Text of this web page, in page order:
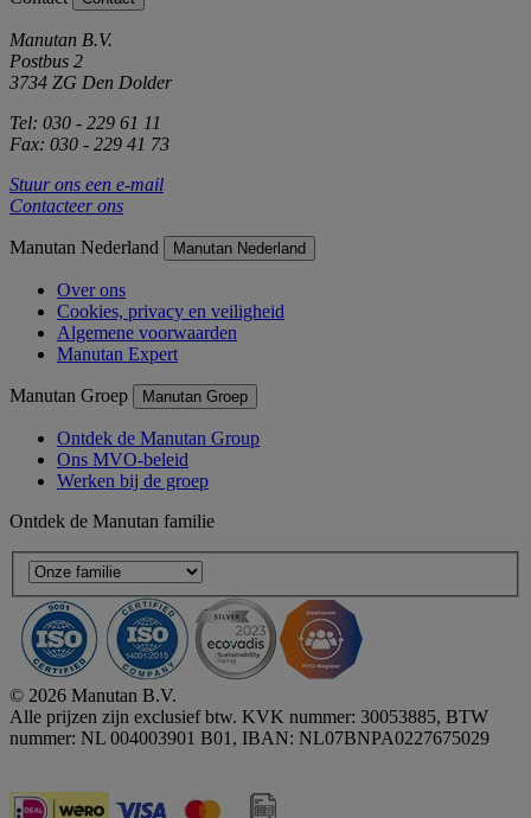
Manutan B.V.
Postbus 2
3734 ZG Den Dolder
Tel: 030 - 229 61 11
Fax: 030 - 229 41 73
Stuur ons een e-mail
Contacteer ons
Manutan Nederland Manutan Nederland
Over ons
Cookies, privacy en veiligheid
Algemene voorwaarden
Manutan Expert
Manutan Groep Manutan Groep
Ontdek de Manutan Group
Ons MVO-beleid
Werken bij de groep
Ontdek de Manutan familie
© 2026 Manutan B.V.
Alle prijzen zijn exclusief btw. KVK nummer: 30053885, BTW
nummer: NL 004003901 B01, IBAN: NL07BNPA0227675029